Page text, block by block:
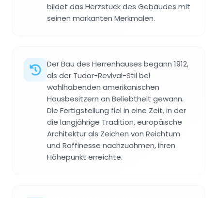
bildet das Herzstück des Gebäudes mit
seinen markanten Merkmalen.
Der Bau des Herrenhauses begann 1912,
als der Tudor-Revival-Stil bei
wohlhabenden amerikanischen
Hausbesitzern an Beliebtheit gewann.
Die Fertigstellung fiel in eine Zeit, in der
die langjährige Tradition, europäische
Architektur als Zeichen von Reichtum
und Raffinesse nachzuahmen, ihren
Höhepunkt erreichte.